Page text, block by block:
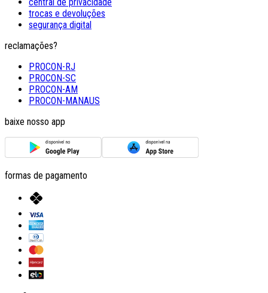
trocas e devoluções
segurança digital
reclamações?
PROCON-RJ
PROCON-SC
PROCON-AM
PROCON-MANAUS
baixe nosso app
formas de pagamento